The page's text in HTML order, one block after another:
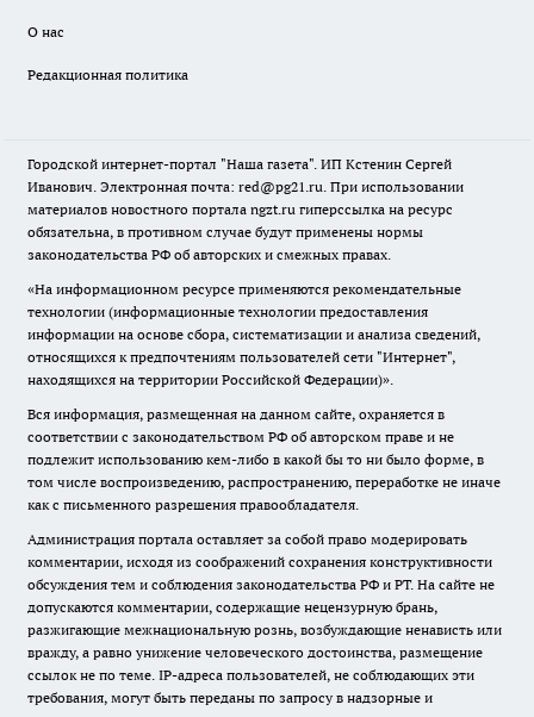
О нас
Редакционная политика
Городской интернет-портал "Наша газета". ИП Кстенин Сергей
Иванович. Электронная почта: red@pg21.ru. При использовании
материалов новостного портала ngzt.ru гиперссылка на ресурс
обязательна, в противном случае будут применены нормы
законодательства РФ об авторских и смежных правах.
«На информационном ресурсе применяются рекомендательные
технологии (информационные технологии предоставления
информации на основе сбора, систематизации и анализа сведений,
относящихся к предпочтениям пользователей сети "Интернет",
находящихся на территории Российской Федерации)».
Вся информация, размещенная на данном сайте, охраняется в
соответствии с законодательством РФ об авторском праве и не
подлежит использованию кем-либо в какой бы то ни было форме, в
том числе воспроизведению, распространению, переработке не иначе
как с письменного разрешения правообладателя.
Администрация портала оставляет за собой право модерировать
комментарии, исходя из соображений сохранения конструктивности
обсуждения тем и соблюдения законодательства РФ и РТ. На сайте не
допускаются комментарии, содержащие нецензурную брань,
разжигающие межнациональную рознь, возбуждающие ненависть или
вражду, а равно унижение человеческого достоинства, размещение
ссылок не по теме. IP-адреса пользователей, не соблюдающих эти
требования, могут быть переданы по запросу в надзорные и